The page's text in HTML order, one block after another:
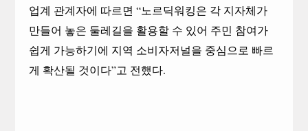
업계 관계자에 따르면 “노르딕워킹은 각 지자체가
만들어 놓은 둘레길을 활용할 수 있어 주민 참여가
쉽게 가능하기에 지역 소비자저널을 중심으로 빠르
게 확산될 것이다”고 전했다.